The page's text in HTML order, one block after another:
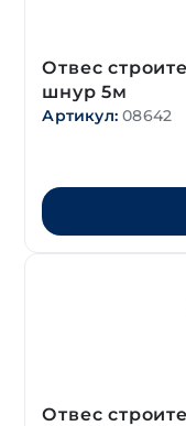
Отвес
шнур 5м
Артикул: 08642
Отвес